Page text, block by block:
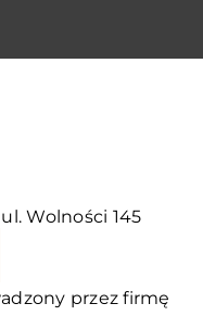
Wolności 145
przez firmę